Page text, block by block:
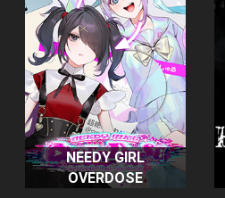
NEEDY GIRL
OVERDOSE